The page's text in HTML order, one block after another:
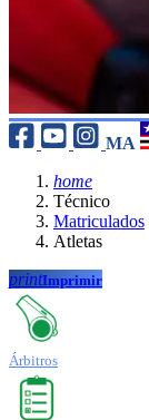
MA
home
Técnico
Matriculados
Atletas
printImprimir
Árbitros